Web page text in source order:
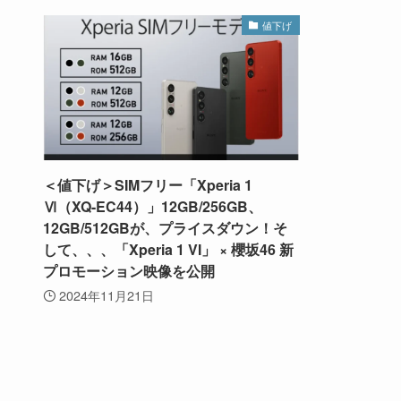
値下げ
＜値下げ＞SIMフリー「Xperia 1
Ⅵ（XQ-EC44）」12GB/256GB、
12GB/512GBが、プライスダウン！そ
して、、、「Xperia 1 VI」 × 櫻坂46 新
プロモーション映像を公開
2024年11月21日